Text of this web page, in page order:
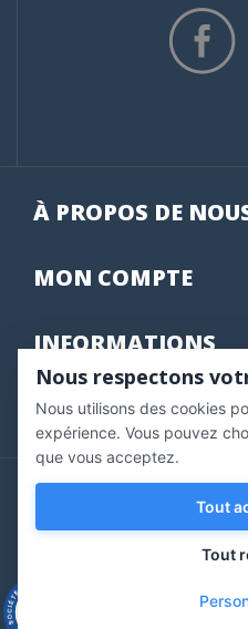
À PROPOS DE
MON COMPTE
INFORMATIONS
Marchand approuvé par la
pour vérifier .
Copyright © 2020
Nous respectons
Nous utilisons des cookies
expérience. Vous pouvez
que vous acceptez.
Tout
Tout